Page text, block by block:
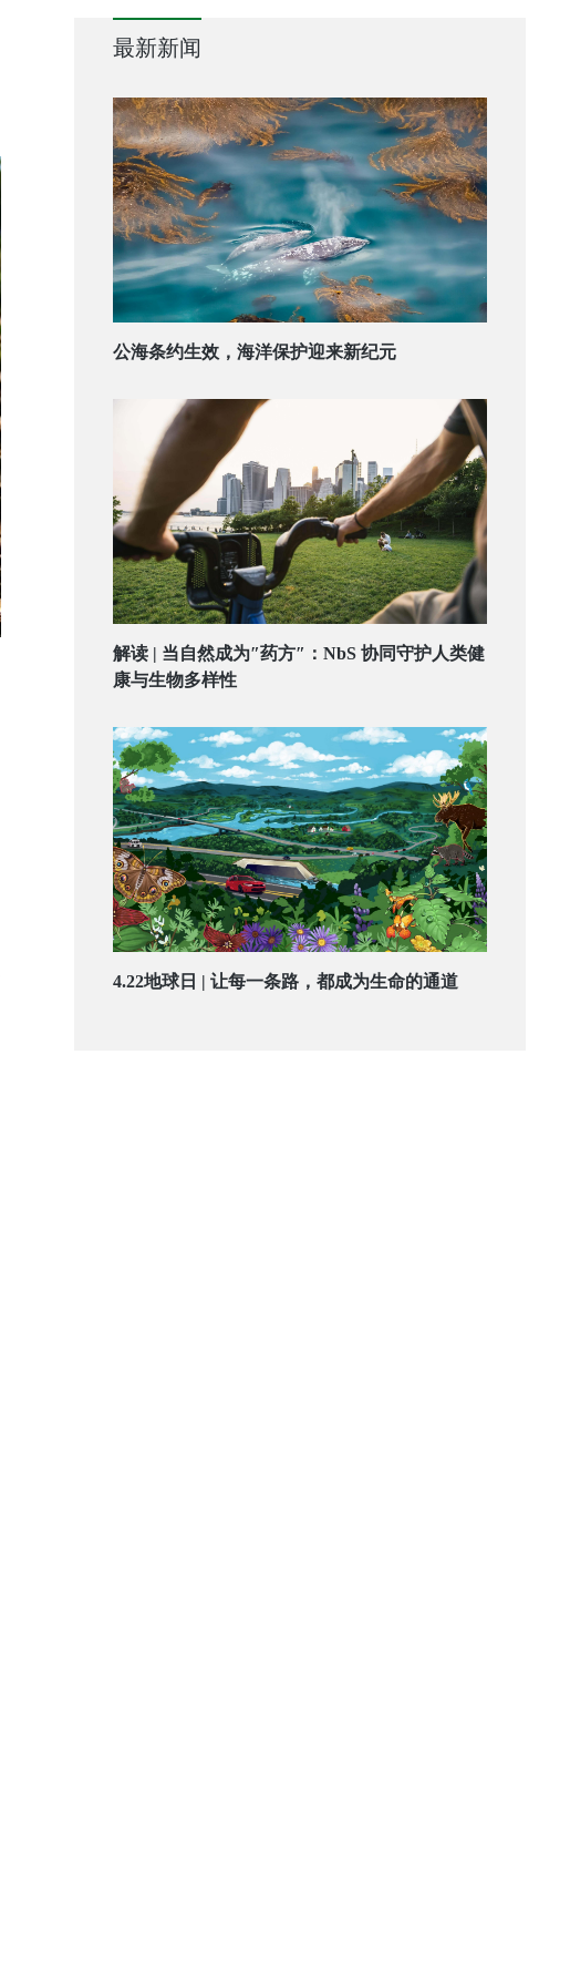
最新新闻
公海条约生效，海洋保护迎来新纪元
解读 | 当自然成为″药方″：NbS 协同守护人类健
康与生物多样性
4.22地球日 | 让每一条路，都成为生命的通道